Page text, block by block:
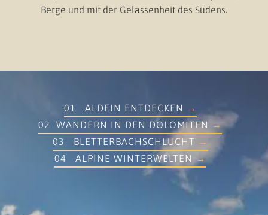
Berge und mit der Gelassenheit des Südens.
01 ALDEIN ENTDECKEN
02 WANDERN IN DEN DOLOMITEN
03 BLETTERBACHSCHLUCHT
04 ALPINE WINTERWELTEN